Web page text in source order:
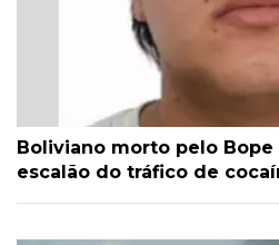
Boliviano morto pelo
escalão do tráfico de